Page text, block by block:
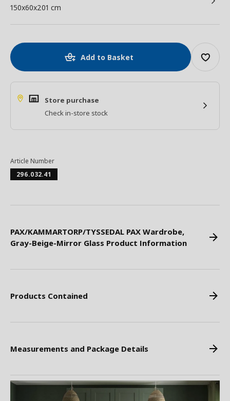
150x60x201 cm
Add to Basket
Store purchase
Check in-store stock
Article Number
296.032.41
PAX/KAMMARTORP/TYSSEDAL PAX Wardrobe,
Gray-Beige-Mirror Glass Product Information
Products Contained
Measurements and Package Details